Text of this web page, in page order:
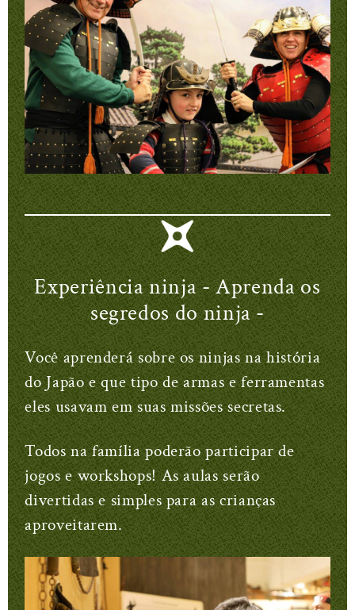
Experiência ninja - Aprenda os
segredos do ninja -
Você aprenderá sobre os ninjas na história
do Japão e que tipo de armas e ferramentas
eles usavam em suas missões secretas.
Todos na família poderão participar de
jogos e workshops! As aulas serão
divertidas e simples para as crianças
aproveitarem.